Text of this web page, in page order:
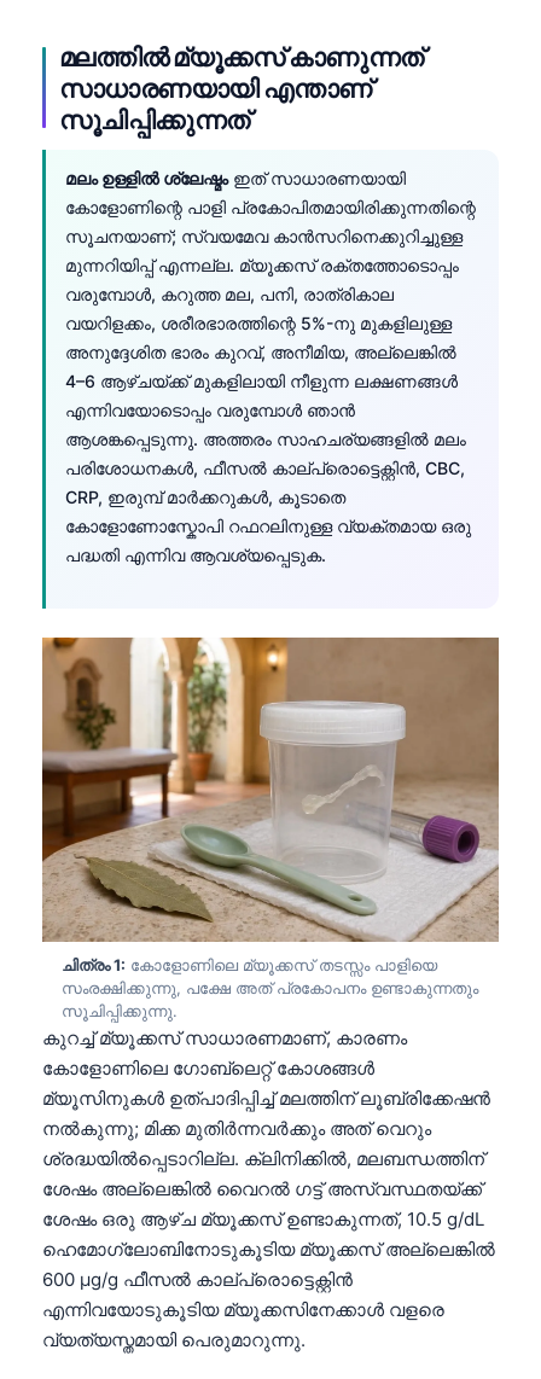
മലത്തിൽ മ്യൂക്കസ് കാണുന്നത്
സാധാരണയായി എന്താണ്
സൂചിപ്പിക്കുന്നത്
മലം ഉള്ളിൽ ശ്ലേഷ്മംഇത് സാധാരണയായി
കോളോണിന്റെ പാളി പ്രകോപിതമായിരിക്കുന്നതിന്റെ
സൂചനയാണ്; സ്വയമേവ കാൻസറിനെക്കുറിച്ചുള്ള
മുന്നറിയിപ്പ് എന്നല്ല. മ്യൂക്കസ് രക്തത്തോടൊപ്പം
വരുമ്പോൾ, കറുത്ത മല, പനി, രാത്രികാല
വയറിളക്കം, ശരീരഭാരത്തിന്റെ 5%-നു മുകളിലുള്ള
അനുദ്ദേശിത ഭാരം കുറവ്, അനീമിയ, അല്ലെങ്കിൽ
4–6 ആഴ്ചയ്ക്ക് മുകളിലായി നീളുന്ന ലക്ഷണങ്ങൾ
എന്നിവയോടൊപ്പം വരുമ്പോൾ ഞാൻ
ആശങ്കപ്പെടുന്നു. അത്തരം സാഹചര്യങ്ങളിൽ മലം
പരിശോധനകൾ, ഫീസൽ കാല്പ്രൊട്ടെക്റ്റിൻ, CBC,
CRP, ഇരുമ്പ് മാർക്കറുകൾ, കൂടാതെ
കോളോണോസ്കോപി റഫറലിനുള്ള വ്യക്തമായ ഒരു
പദ്ധതി എന്നിവ ആവശ്യപ്പെടുക.
ചിത്രം 1: കോളോണിലെ മ്യൂക്കസ് തടസ്സം പാളിയെ
സംരക്ഷിക്കുന്നു, പക്ഷേ അത് പ്രകോപനം ഉണ്ടാകുന്നതും
സൂചിപ്പിക്കുന്നു.
കുറച്ച് മ്യൂക്കസ് സാധാരണമാണ്, കാരണം
കോളോണിലെ ഗോബ്ലെറ്റ് കോശങ്ങൾ
മ്യൂസിനുകൾ ഉത്പാദിപ്പിച്ച് മലത്തിന് ലൂബ്രിക്കേഷൻ
നൽകുന്നു; മിക്ക മുതിർന്നവർക്കും അത് വെറും
ശ്രദ്ധയിൽപ്പെടാറില്ല. ക്ലിനിക്കിൽ, മലബന്ധത്തിന്
ശേഷം അല്ലെങ്കിൽ വൈറൽ ഗട്ട് അസ്വസ്ഥതയ്ക്ക്
ശേഷം ഒരു ആഴ്ച മ്യൂക്കസ് ഉണ്ടാകുന്നത്, 10.5 g/dL
ഹെമോഗ്ലോബിനോടുകൂടിയ മ്യൂക്കസ് അല്ലെങ്കിൽ
600 µg/g ഫീസൽ കാല്പ്രൊട്ടെക്റ്റിൻ
എന്നിവയോടുകൂടിയ മ്യൂക്കസിനേക്കാൾ വളരെ
വ്യത്യസ്തമായി പെരുമാറുന്നു.